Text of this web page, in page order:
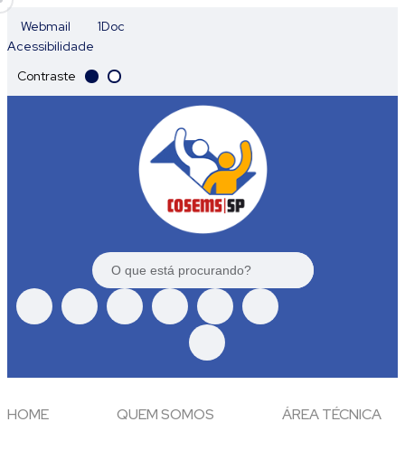
Webmail
1Doc
Acessibilidade
Contraste
HOME QUEM SOMOS ÁREA TÉCNICA